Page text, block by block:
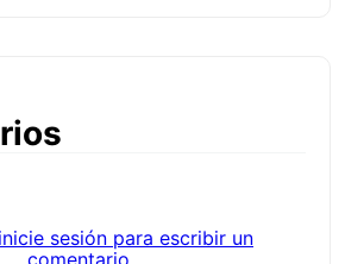
sesión para escribir un